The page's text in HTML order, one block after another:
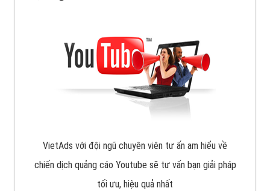
VietAds với đội ngũ chuyên viên tư ấn am hiểu về
chiến dịch quảng cáo Youtube sẽ tư vấn bạn giải pháp
tối ưu, hiệu quả nhất